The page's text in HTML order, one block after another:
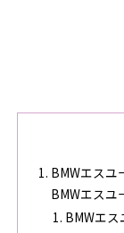
BMWエスユ
BMWエスユ
BMWエ